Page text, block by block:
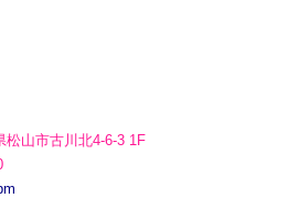
松山市古川北4-6-3 1F